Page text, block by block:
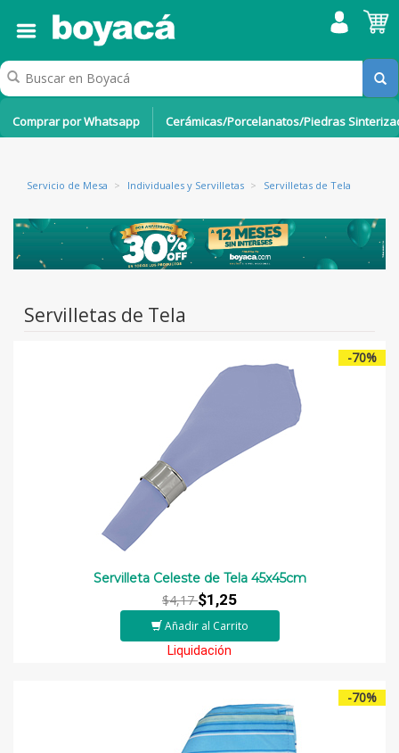
Comprar por Whatsapp Cerámicas/Porcelanatos/Piedras
Servicio de Mesa > Individuales y Servilletas > Servilletas de Tela
Servilletas de Tela
-70%
Servilleta Celeste de Tela 45x45cm
$4,17$1,25
Añadir al Carrito
Liquidación
-70%